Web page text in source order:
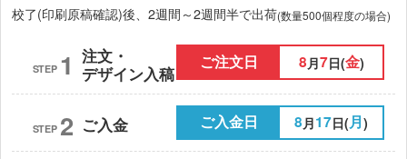
校了(印刷原稿確認)後、2週間～2週間半で出荷(数量500個程度の場合)
STEP 1 注文・
デザイン入稿
ご注文日 8 月7日(金)
STEP 2 ご入金 ご入金日 8 月17日(月)